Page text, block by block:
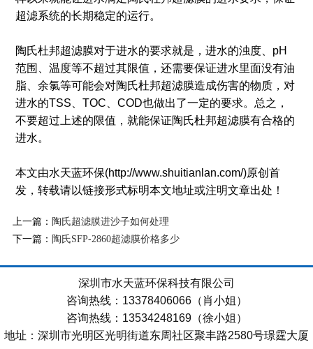
超滤系统的长期稳定的运行。
陶氏杜邦超滤膜对于进水的要求就是，进水的浊度、pH
范围、温度等不超过其限值，还需要保证进水里面没有油
脂、余氯等可能会对陶氏杜邦超滤膜造成伤害的物质，对
进水的TSS、TOC、COD也做出了一定的要求。总之，
不要超过上述的限值，就能保证陶氏杜邦超滤膜有合格的
进水。
本文由水天蓝环保(http://www.shuitianlan.com/)原创首
发，转载请以链接形式标明本文地址或注明文章出处！
上一篇： 陶氏超滤膜进沙子如何处理
下一篇： 陶氏SFP-2860超滤膜价格多少
深圳市水天蓝环保科技有限公司
咨询热线：13378406066（肖小姐）
咨询热线：13534248169（徐小姐）
地址：深圳市光明区光明街道东周社区聚丰路2580号璟霆大厦